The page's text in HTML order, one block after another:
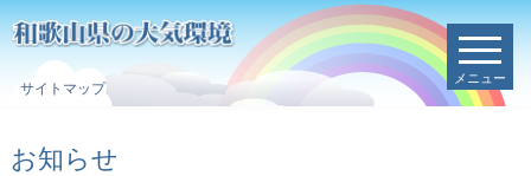
サイトマップ
メニュー
お知らせ